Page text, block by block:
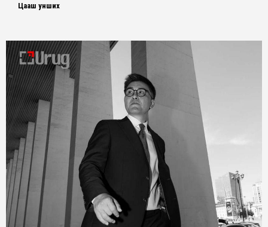
Цааш унших